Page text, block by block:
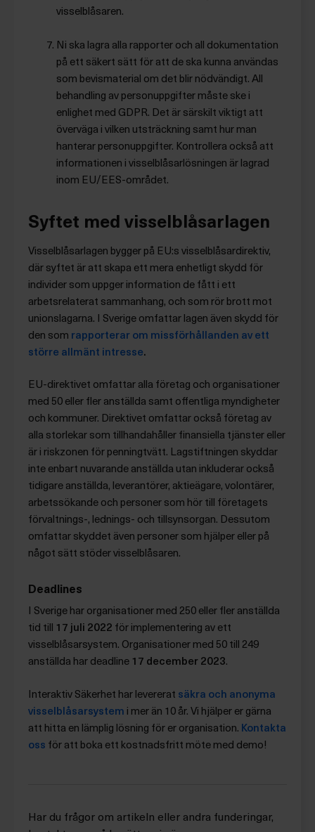
visselblåsaren.
Ni ska lagra alla rapporter och all dokumentation
på ett säkert sätt för att de ska kunna användas
som bevismaterial om det blir nödvändigt. All
behandling av personuppgifter måste ske i
enlighet med GDPR. Det är särskilt viktigt att
överväga i vilken utsträckning samt hur man
hanterar personuppgifter. Kontrollera också att
informationen i visselblåsarlösningen är lagrad
inom EU/EES-området.
Syftet med visselblåsarlagen
Visselblåsarlagen bygger på EU:s visselblåsardirektiv,
där syftet är att skapa ett mera enhetligt skydd för
individer som uppger information de fått i ett
arbetsrelaterat sammanhang, och som rör brott mot
unionslagarna. I Sverige omfattar lagen även skydd för
den som rapporterar om missförhållanden av ett
större allmänt intresse.
EU-direktivet omfattar alla företag och organisationer
med 50 eller fler anställda samt offentliga myndigheter
och kommuner. Direktivet omfattar också företag av
alla storlekar som tillhandahåller finansiella tjänster eller
är i riskzonen för penningtvätt. Lagstiftningen skyddar
inte enbart nuvarande anställda utan inkluderar också
tidigare anställda, leverantörer, aktieägare, volontärer,
arbetssökande och personer som hör till företagets
förvaltnings-, lednings- och tillsynsorgan. Dessutom
omfattar skyddet även personer som hjälper eller på
något sätt stöder visselblåsaren.
Deadlines
I Sverige har organisationer med 250 eller fler anställda
tid till 17 juli 2022 för implementering av ett
visselblåsarsystem. Organisationer med 50 till 249
anställda har deadline 17 december 2023.
Interaktiv Säkerhet har levererat säkra och anonyma
visselblåsarsystem i mer än 10 år. Vi hjälper er gärna
att hitta en lämplig lösning för er organisation. Kontakta
oss för att boka ett kostnadsfritt möte med demo!
Har du frågor om artikeln eller andra funderingar,